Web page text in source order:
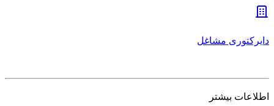
دایرکتوری مشاغل
اطلاعات بیشتر